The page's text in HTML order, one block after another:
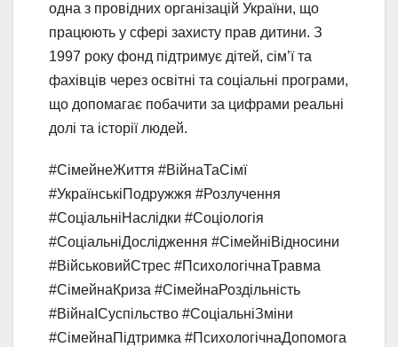
одна з провідних організацій України, що
працюють у сфері захисту прав дитини. З
1997 року фонд підтримує дітей, сім’ї та
фахівців через освітні та соціальні програми,
що допомагає побачити за цифрами реальні
долі та історії людей.
#СімейнеЖиття #ВійнаТаСімї
#УкраїнськіПодружжя #Розлучення
#СоціальніНаслідки #Соціологія
#СоціальніДослідження #СімейніВідносини
#ВійськовийСтрес #ПсихологічнаТравма
#СімейнаКриза #СімейнаРоздільність
#ВійнаІСуспільство #СоціальніЗміни
#СімейнаПідтримка #ПсихологічнаДопомога